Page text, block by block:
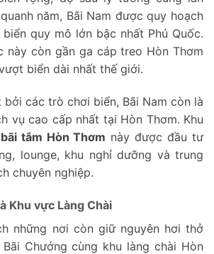
năm, Bãi Nam được quy hoạch
quy mô lớn bậc nhất Phú Quốc.
này còn gần ga cáp treo Hòn Thơm
biển dài nhất thế giới.
bởi các trò chơi biển, Bãi Nam còn là
vụ cao cấp nhất tại Hòn Thơm. Khu
bãi tắm Hòn Thơm này được đầu tư
lounge, khu nghỉ dưỡng và trung
chuyên nghiệp.
Khu vực Làng Chài
những nơi còn giữ nguyên hơi thở
Chướng cùng khu làng chài Hòn